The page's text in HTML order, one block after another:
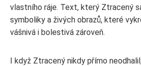
vlastního ráje. Text, který Ztracený
symboliky a živých obrazů, které
vášnivá i bolestivá zároveň.
I když Ztracený nikdy přímo